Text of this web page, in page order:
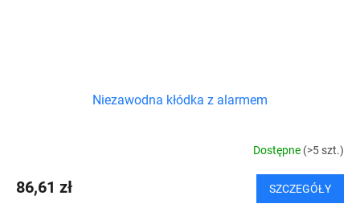
Niezawodna kłódka z alarmem
Dostępne (>5 szt.)
86,61 zł SZCZEGÓŁY